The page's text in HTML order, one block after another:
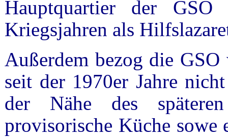
Hauptquartier der
Kriegsjahren als
Außerdem bezog die
seit der 1970er Jahre
der Nähe des
provisorische Küche sowe